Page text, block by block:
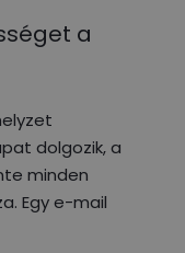
a
dolgozik, a
minden
Egy e-mail